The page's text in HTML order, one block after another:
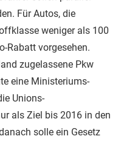
Für Autos, die
weniger als 100
Rabatt vorgesehen.
zugelassene Pkw
eine Ministeriums-
Unions-
als Ziel bis 2016 in den
solle ein Gesetz